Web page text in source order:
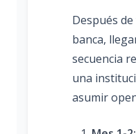
Después
banca,
secuencia
una
asumir